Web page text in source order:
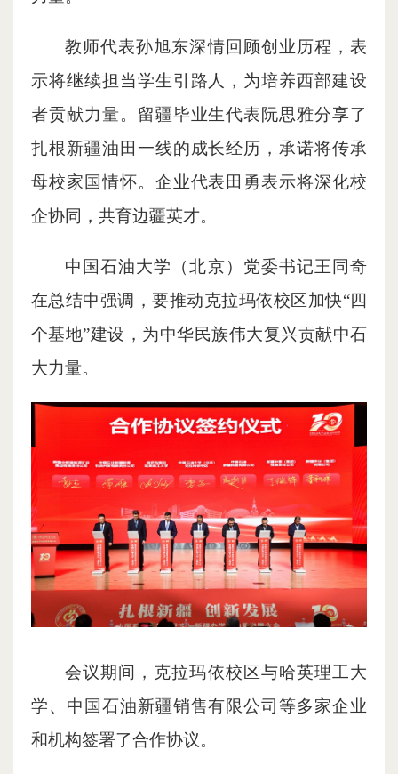
教师代表孙旭东深情回顾创业历程，表
示将继续担当学生引路人，为培养西部建设
者贡献力量。留疆毕业生代表阮思雅分享了
扎根新疆油田一线的成长经历，承诺将传承
母校家国情怀。企业代表田勇表示将深化校
企协同，共育边疆英才。
中国石油大学（北京）党委书记王同奇
在总结中强调，要推动克拉玛依校区加快“四
个基地”建设，为中华民族伟大复兴贡献中石
大力量。
会议期间，克拉玛依校区与哈英理工大
学、中国石油新疆销售有限公司等多家企业
和机构签署了合作协议。